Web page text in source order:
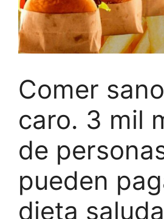
Comer
caro. 3 mil
de
pueden
dieta